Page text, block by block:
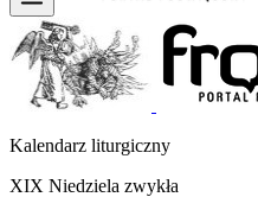
Kalendarz liturgiczny
XIX Niedziela zwykła